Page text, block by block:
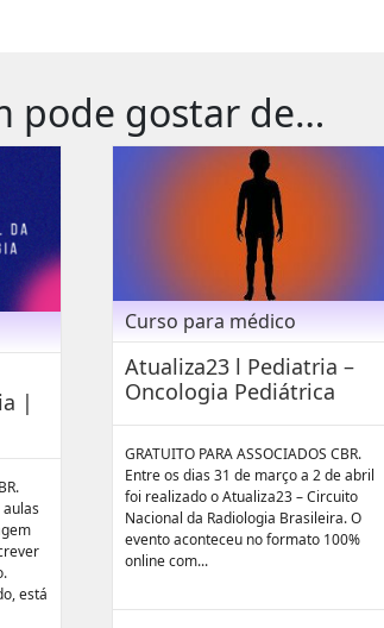
pode gostar de…
|
está
Curso para médico
Atualiza23 l Pediatria –
Oncologia Pediátrica
GRATUITO PARA ASSOCIADOS CBR.
Entre os dias 31 de março a 2 de abril
foi realizado o Atualiza23 – Circuito
Nacional da Radiologia Brasileira. O
evento aconteceu no formato 100%
online com...